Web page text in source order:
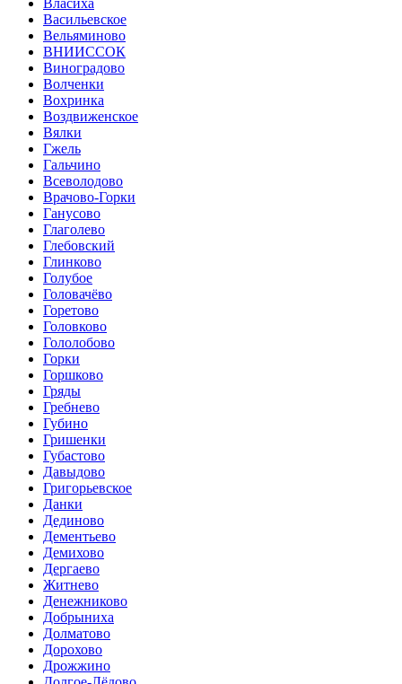
Васильевское
Вельяминово
ВНИИССОК
Виноградово
Волченки
Вохринка
Воздвиженское
Вялки
Гжель
Гальчино
Всеволодово
Врачово-Горки
Ганусово
Глаголево
Глебовский
Глинково
Голубое
Головачёво
Горетово
Головково
Гололобово
Горки
Горшково
Гряды
Гребнево
Губино
Гришенки
Губастово
Давыдово
Григорьевское
Данки
Дединово
Дементьево
Демихово
Дергаево
Житнево
Денежниково
Добрыниха
Долматово
Дорохово
Дрожжино